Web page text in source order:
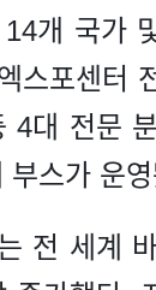
개 국가
스포센터
4대 전문
스가 운
전 세계